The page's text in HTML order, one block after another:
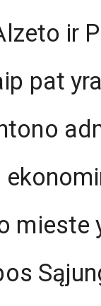
ir
pat
mieste